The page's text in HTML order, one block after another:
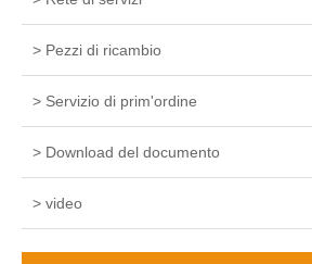
> Pezzi di ricambio
> Servizio di prim'ordine
> Download del documento
> video